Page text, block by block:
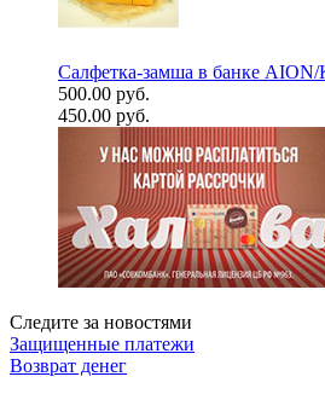
Салфетка-замша в банке AION/
500.00 руб.
450.00 руб.
Следите за новостями
Защищенные платежи
Возврат денег